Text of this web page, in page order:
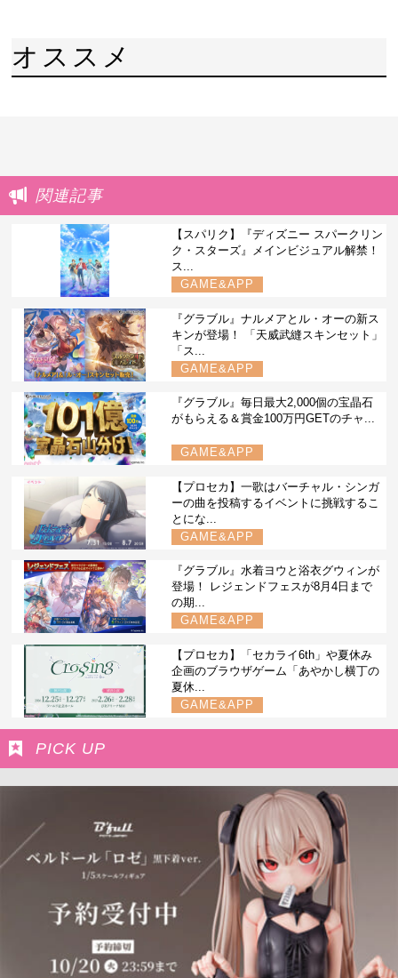
オススメ
関連記事
【スパリク】『ディズニー スパークリン
ク・スターズ』メインビジュアル解禁！
ス...
GAME&APP
『グラブル』ナルメアとル・オーの新ス
キンが登場！ 「天威武縫スキンセット」
「ス...
GAME&APP
『グラブル』毎日最大2,000個の宝晶石
がもらえる＆賞金100万円GETのチャ...
GAME&APP
【プロセカ】一歌はバーチャル・シンガ
ーの曲を投稿するイベントに挑戦するこ
とにな...
GAME&APP
『グラブル』水着ヨウと浴衣グウィンが
登場！ レジェンドフェスが8月4日まで
の期...
GAME&APP
【プロセカ】「セカライ6th」や夏休み
企画のブラウザゲーム「あやかし横丁の
夏休...
GAME&APP
PICK UP